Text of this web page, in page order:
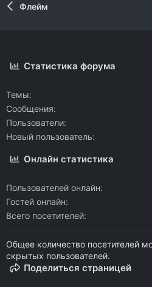
Флейм
Статистика форума
Темы
Сообщения
Пользователи
Новый пользователь
Онлайн статистика
Пользователей онлайн
Гостей онлайн
Всего посетителей
Общее количество посетителей
скрытых пользователей.
Поделиться страницей